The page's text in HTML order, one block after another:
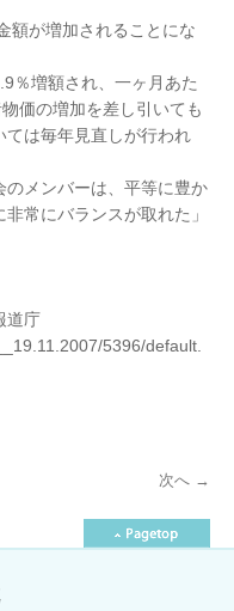
額が増加されることにな
％増額され、一ヶ月あた
価の増加を差し引いても
は毎年見直しが行われ
のメンバーは、平等に豊か
常にバランスが取れた」
道庁
5396/default.
次へ →